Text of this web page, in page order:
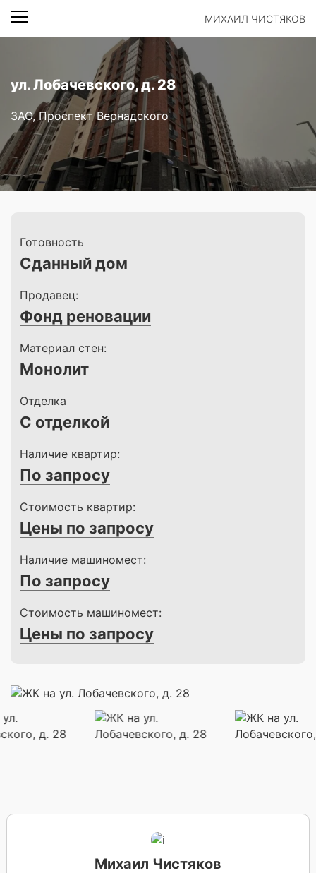
МИХАИЛ ЧИСТЯКОВ
ул. Лобачевского, д. 28
ЗАО, Проспект Вернадского
Готовность
Сданный дом
Продавец:
Фонд реновации
Материал стен:
Монолит
Отделка
С отделкой
Наличие квартир:
По запросу
Стоимость квартир:
Цены по запросу
Наличие машиномест:
По запросу
Стоимость машиномест:
Цены по запросу
Михаил Чистяков